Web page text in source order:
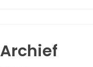
Archief